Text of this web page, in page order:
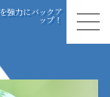
強力にバックア
ップ！